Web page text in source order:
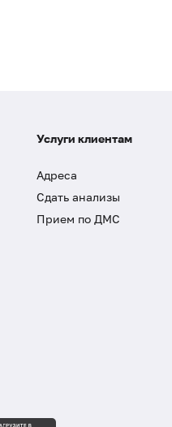
Услуги клиентам
Адреса
Сдать анализы
Прием по ДМС